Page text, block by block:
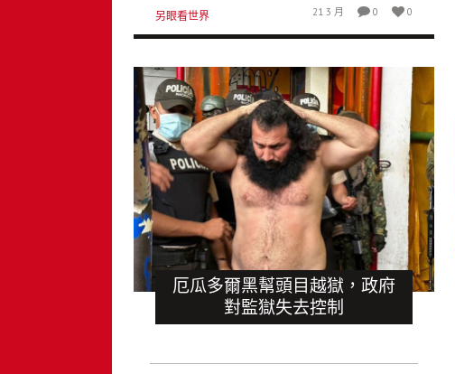
另眼看世界 21 3 月 0 0
厄瓜多爾黑幫頭目越獄，政府
對監獄失去控制